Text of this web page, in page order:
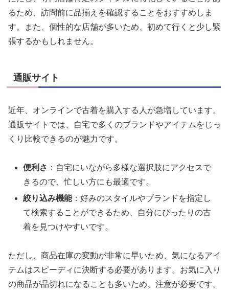
るため、訪問前に品揃えを確認することをおすすめしま
す。また、個性的な店舗が多いため、初めて行くと少し緊
張するかもしれません。
通販サイト
近年、オンラインで古着を購入する人が急増しています。
通販サイトでは、自宅で多くのブランドやアイテムをじっ
くり比較できるのが魅力です。
便利さ ：自宅にいながら多様な選択肢にアクセスで
きるので、忙しい方にも最適です。
絞り込み機能：好みのスタイルやブランドを指定し
て検索することができるため、自分にぴったりの古
着を見つけやすいです。
ただし、商品在庫の変動が非常に早いため、気になるアイ
テムはスピーディに決断する必要があります。お気に入り
の商品が品切れになることも多いため、注意が必要です。